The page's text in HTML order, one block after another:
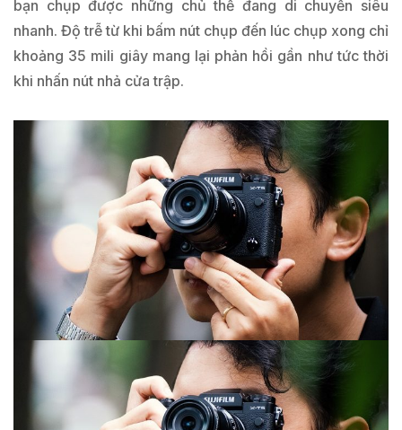
bạn chụp được những chủ thể đang di chuyển siêu
nhanh. Độ trễ từ khi bấm nút chụp đến lúc chụp xong chỉ
khoảng 35 mili giây mang lại phản hồi gần như tức thời
khi nhấn nút nhả cửa trập.